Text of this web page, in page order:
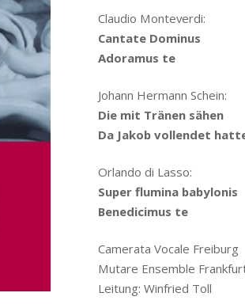
Claudio Monteverdi:
Cantate Dominus
Adoramus te
Johann Hermann Schein:
Die mit Tränen sähen
Da Jakob vollendet
Orlando di Lasso:
Super flumina babylonis
Benedicimus te
Camerata Vocale Freiburg
Mutare Ensemble
Leitung: Winfried Toll